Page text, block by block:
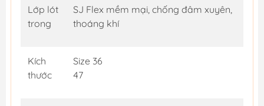
Lớp lót
trong
SJ Flex mềm mại, chống đâm xuyên,
thoáng khí
Kích
thước
Size 36
47